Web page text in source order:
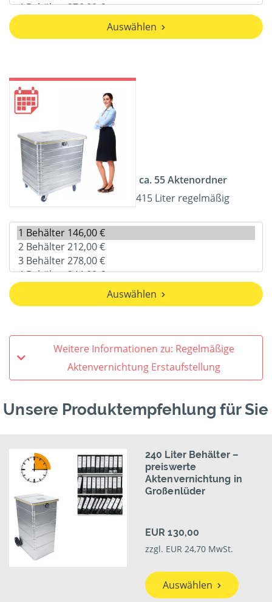
Auswählen
ca. 55 Aktenordner
415 Liter regelmäßig
Auswählen
Weitere Informationen zu: Regelmäßige
Aktenvernichtung Erstaufstellung
Unsere Produktempfehlung für Sie
240 Liter Behälter –
preiswerte
Aktenvernichtung in
Großenlüder
EUR 130,00
zzgl. EUR 24,70 MwSt.
Auswählen